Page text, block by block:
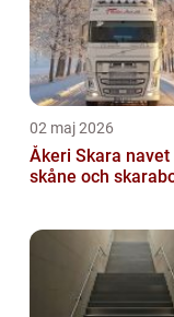
02 maj 2026
Åkeri Skara navet mellan
skåne och